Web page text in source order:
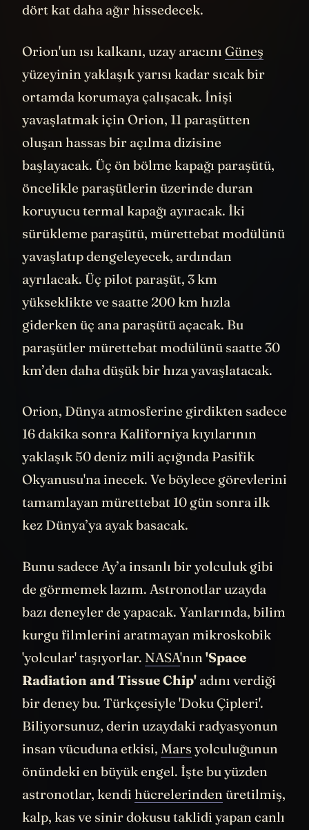
mürettebat, Dünya'da hissettiklerinden
Orion'un ısı kalkanı, uzay aracınıGüneş
yüzeyinin yaklaşık yarısı kadar sıcak bir
ortamda korumaya çalışacak. İnişi
yavaşlatmak için Orion, 11 paraşütten
oluşan hassas bir açılma dizisine
başlayacak. Üç ön bölme kapağı paraşütü,
öncelikle paraşütlerin üzerinde duran
koruyucu termal kapağı ayıracak. İki
sürükleme paraşütü, mürettebat modülünü
yavaşlatıp dengeleyecek, ardından
ayrılacak. Üç pilot paraşüt, 3 km
yükseklikte ve saatte 200 km hızla
giderken üç ana paraşütü açacak. Bu
paraşütler mürettebat modülünü saatte 30
Orion, Dünya atmosferine girdikten sadece
16 dakika sonra Kaliforniya kıyılarının
yaklaşık 50 deniz mili açığında Pasifik
Okyanusu'na inecek. Ve böylece görevlerini
tamamlayan mürettebat 10 gün sonra ilk
Bunu sadece Ay’a insanlı bir yolculuk gibi
de görmemek lazım. Astronotlar uzayda
bazı deneyler de yapacak. Yanlarında, bilim
kurgu filmlerini aratmayan mikroskobik
'yolcular' taşıyorlar.NASA'nın'Space
Radiation and Tissue Chip'adını verdiği
bir deney bu. Türkçesiyle 'Doku Çipleri'.
Biliyorsunuz, derin uzaydaki radyasyonun
insan vücuduna etkisi,Marsyolculuğunun
önündeki en büyük engel. İşte bu yüzden
astronotlar, kendihücrelerindenüretilmiş,